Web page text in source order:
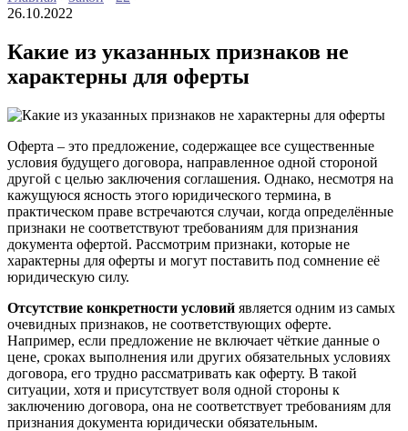
26.10.2022
Какие из указанных признаков не
характерны для оферты
Оферта – это предложение, содержащее все существенные
условия будущего договора, направленное одной стороной
другой с целью заключения соглашения. Однако, несмотря на
кажущуюся ясность этого юридического термина, в
практическом праве встречаются случаи, когда определённые
признаки не соответствуют требованиям для признания
документа офертой. Рассмотрим признаки, которые не
характерны для оферты и могут поставить под сомнение её
юридическую силу.
Отсутствие конкретности условий является одним из самых
очевидных признаков, не соответствующих оферте.
Например, если предложение не включает чёткие данные о
цене, сроках выполнения или других обязательных условиях
договора, его трудно рассматривать как оферту. В такой
ситуации, хотя и присутствует воля одной стороны к
заключению договора, она не соответствует требованиям для
признания документа юридически обязательным.